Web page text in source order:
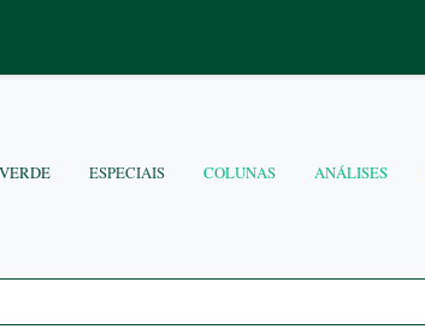
ESPECIAIS COLUNAS ANÁLISES